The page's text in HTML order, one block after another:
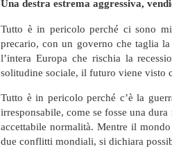
Una destra estrema aggressiva,
Tutto è in pericolo perché ci sono
precario, con un governo che taglia
l’intera Europa che rischia la
solitudine sociale, il futuro viene visto
Tutto è in pericolo perché c’è la
irresponsabile, come se fosse una
accettabile normalità. Mentre il
due conflitti mondiali, si dichiara